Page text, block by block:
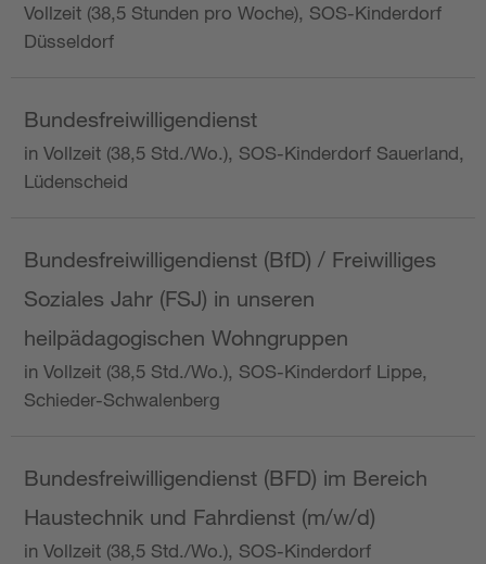
Vollzeit (38,5 Stunden pro Woche), SOS-Kinderdorf
Düsseldorf
Bundesfreiwilligendienst
in Vollzeit (38,5 Std./Wo.), SOS-Kinderdorf Sauerland,
Lüdenscheid
Bundesfreiwilligendienst (BfD) / Freiwilliges
Soziales Jahr (FSJ) in unseren
heilpädagogischen Wohngruppen
in Vollzeit (38,5 Std./Wo.), SOS-Kinderdorf Lippe,
Schieder-Schwalenberg
Bundesfreiwilligendienst (BFD) im Bereich
Haustechnik und Fahrdienst (m/w/d)
in Vollzeit (38,5 Std./Wo.), SOS-Kinderdorf